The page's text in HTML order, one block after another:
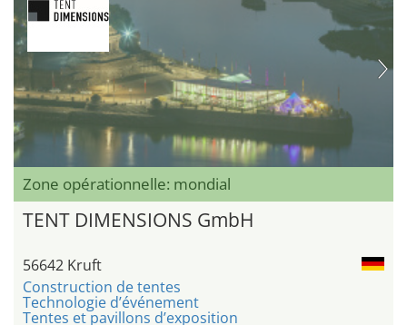
Zone opérationnelle: mondial
TENT DIMENSIONS GmbH
56642 Kruft
Construction de tentes
Technologie d’événement
Tentes et pavillons d’exposition